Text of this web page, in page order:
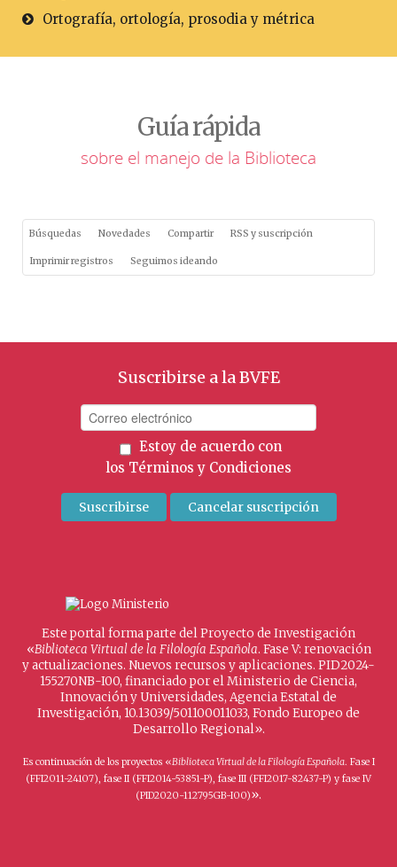
Ortografía, ortología, prosodia y métrica
Guía rápida
sobre el manejo de la Biblioteca
Búsquedas Novedades Compartir RSS y suscripción
Imprimir registros Seguimos ideando
Suscribirse a la BVFE
Estoy de acuerdo con
los Términos y Condiciones
Este portal forma parte del Proyecto de Investigación
«Biblioteca Virtual de la Filología Española. Fase V: renovación
y actualizaciones. Nuevos recursos y aplicaciones. PID2024-
155270NB-I00, financiado por el Ministerio de Ciencia,
Innovación y Universidades, Agencia Estatal de
Investigación, 10.13039/501100011033, Fondo Europeo de
Desarrollo Regional».
Es continuación de los proyectos «Biblioteca Virtual de la Filología Española. Fase I
(FFI2011-24107), fase II (FFI2014-53851-P), fase III (FFI2017-82437-P) y fase IV
(PID2020-112795GB-I00)».